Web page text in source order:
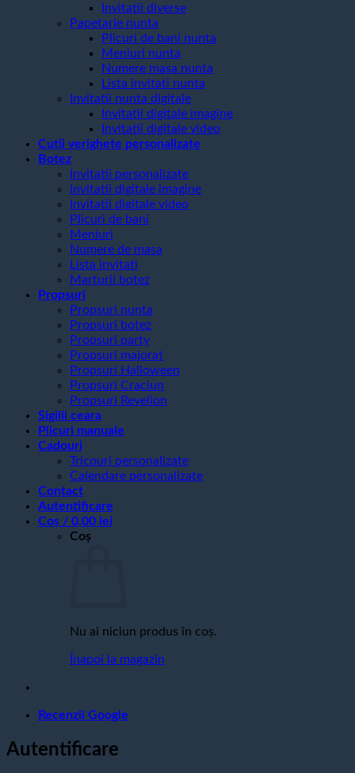
Invitatii diverse
Papetarie nunta
Plicuri de bani nunta
Meniuri nunta
Numere masa nunta
Lista invitati nunta
Invitatii nunta digitale
Invitatii digitale imagine
Invitatii digitale video
Cutii verighete personalizate
Botez
Invitatii personalizate
invitatii digitale imagine
Invitatii digitale video
Plicuri de bani
Meniuri
Numere de masa
Lista invitati
Marturii botez
Propsuri
Propsuri nunta
Propsuri botez
Propsuri party
Propsuri majorat
Propsuri Halloween
Propsuri Craciun
Propsuri Revelion
Sigilii ceara
Plicuri manuale
Cadouri
Tricouri personalizate
Calendare personalizate
Contact
Autentificare
Coș / 0,00 lei
Coș
Nu ai niciun produs în coș.
Înapoi la magazin
Recenzii Google
Autentificare